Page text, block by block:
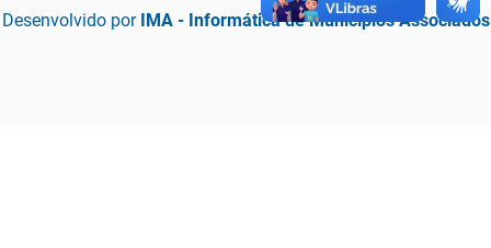
Desenvolvido por IMA - Informática de Municípios Associados